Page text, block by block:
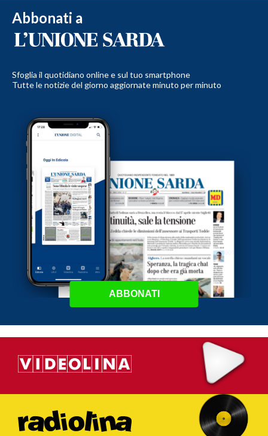
Abbonati a
Sfoglia il quotidiano online e sul tuo smartphone
Tutte le notizie del giorno aggiornate minuto per minuto
ABBONATI